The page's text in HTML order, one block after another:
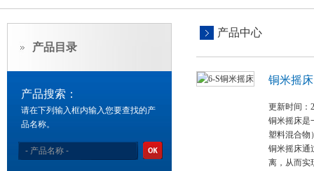
产品目录
产品搜索：
请在下列输入框内输入您要查找的产
品名称。
产品中心
铜米摇床
更新时间：
铜米摇床是
塑料混合物
铜米摇床通
离，从而实